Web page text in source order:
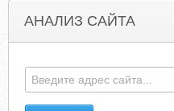
АНАЛИЗ САЙТА